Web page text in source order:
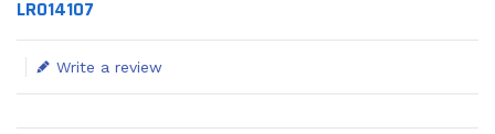
LR014107
Write a review